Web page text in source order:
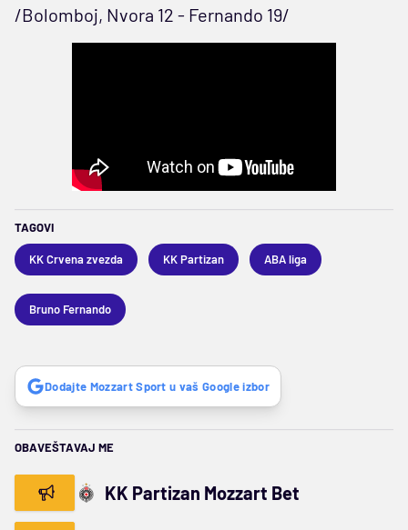
/Bolomboj, Nvora 12 - Fernando 19/
TAGOVI
KK Crvena zvezda KK Partizan ABA liga
Bruno Fernando
Dodajte Mozzart Sport u vaš Google izbor
OBAVEŠTAVAJ ME
KK Partizan Mozzart Bet